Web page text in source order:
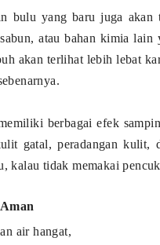
bulu yang baru juga
atau bahan kimia
akan terlihat lebih lebat
berbagai efek
gatal, peradangan kulit,
kalau tidak memakai
air hangat,